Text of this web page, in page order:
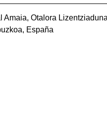
Amaia, Otalora
España